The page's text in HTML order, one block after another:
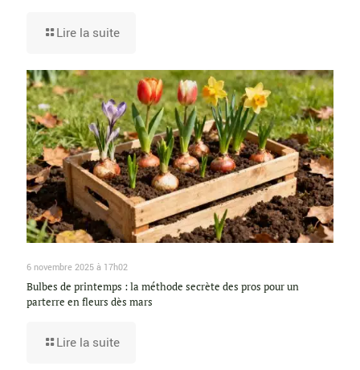
Lire la suite
6 novembre 2025 à 17h02
Bulbes de printemps : la méthode secrète des pros pour un
parterre en fleurs dès mars
Lire la suite